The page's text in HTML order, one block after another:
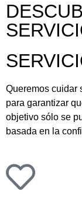
Queremos cuidar
para garantizar
objetivo sólo se
basada en la